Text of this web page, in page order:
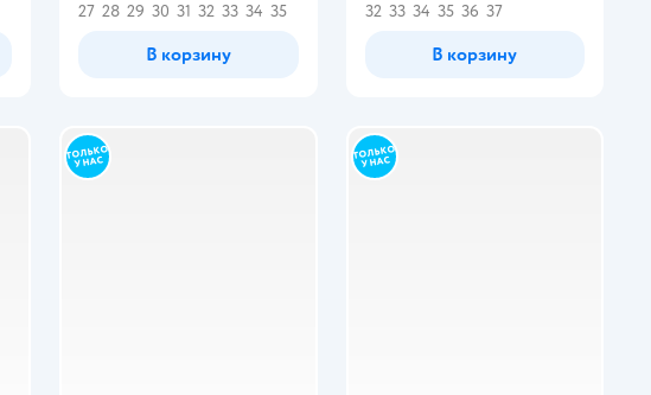
27 28 29 30 31 32 33 34 35
В корзину
32 33 34 35 36 37
В корзину